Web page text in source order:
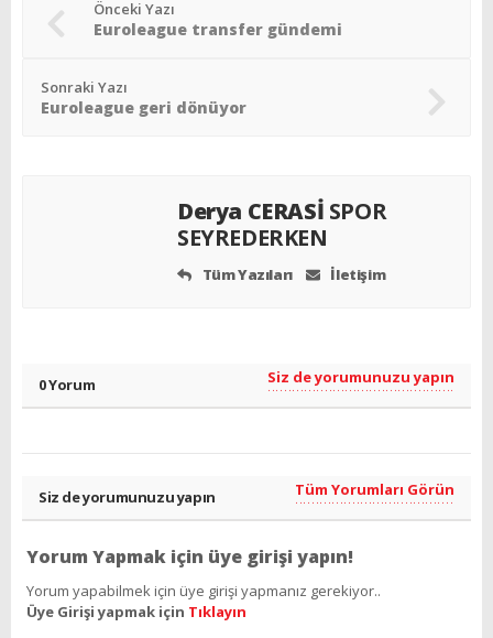
Önceki Yazı
Euroleague transfer gündemi
Sonraki Yazı
Euroleague geri dönüyor
Derya CERASİ SPOR
SEYREDERKEN
Tüm Yazıları İletişim
0 Yorum Siz de yorumunuzu yapın
Siz de yorumunuzu yapın Tüm Yorumları Görün
Yorum Yapmak için üye girişi yapın!
Yorum yapabilmek için üye girişi yapmanız gerekiyor..
Üye Girişi yapmak için Tıklayın